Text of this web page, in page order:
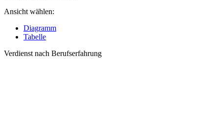
Ansicht wählen:
Diagramm
Tabelle
Verdienst nach Berufserfahrung